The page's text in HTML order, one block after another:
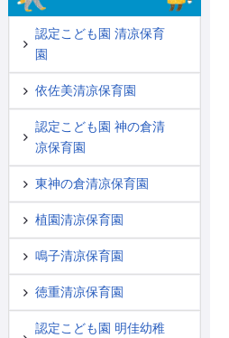
認定こども園 清凉保育
園
依佐美清凉保育園
認定こども園 神の倉清
凉保育園
東神の倉清凉保育園
植園清凉保育園
鳴子清凉保育園
徳重清凉保育園
認定こども園 明佳幼稚